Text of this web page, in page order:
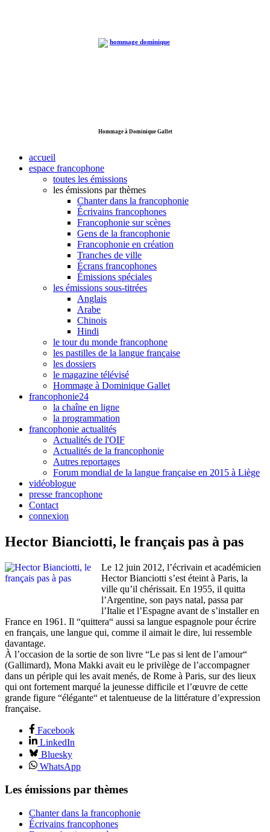
Hommage à Dominique Gallet
accueil
espace francophone
toutes les émissions
les émissions par thèmes
Chanter dans la francophonie
Écrivains francophones
Francophonie sur scènes
Gens de la francophonie
Francophonie en création
Tranches de ville
Écrans francophones
Émissions spéciales
les émissions sous-titrées
Anglais
Arabe
Chinois
Hindi
le tour du monde francophone
les pastilles de la langue française
les dossiers
le magazine télévisé
Hommage à Dominique Gallet
francophonie24
la chaîne en ligne
la programmation
francophonie actualités
Actualités de l'OIF
Actualités de la francophonie
Autres reportages
Forum mondial de la langue française en 2015 à Liège
vidéoblogue
presse francophone
Contact
connexion
Hector Bianciotti, le français pas à pas
Le 12 juin 2012, l’écrivain et académicien
Hector Bianciotti s’est éteint à Paris, la
ville qu’il chérissait. En 1955, il quitta
l’Argentine, son pays natal, passa par
l’Italie et l’Espagne avant de s’installer en
France en 1961. Il “quittera“ aussi sa langue espagnole pour écrire
en français, une langue qui, comme il aimait le dire, lui ressemble
davantage.
À l’occasion de la sortie de son livre “Le pas si lent de l’amour“
(Gallimard), Mona Makki avait eu le privilège de l’accompagner
dans un périple qui les avait menés, de Rome à Paris, sur des lieux
qui ont fortement marqué la jeunesse difficile et l’œuvre de cette
grande figure “élégante“ et talentueuse de la littérature d’expression
française.
Facebook
LinkedIn
Bluesky
WhatsApp
Les émissions par thèmes
Chanter dans la francophonie
Écrivains francophones